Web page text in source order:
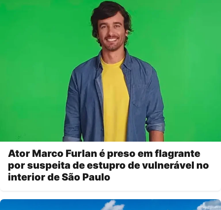
Ator Marco Furlan é preso em flagrante
por suspeita de estupro de vulnerável no
interior de São Paulo